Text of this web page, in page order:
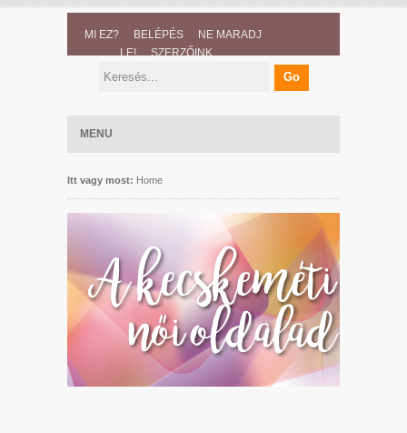
MI EZ? BELÉPÉS
NE MARADJ
LE!
SZERZŐINK
MENU
Itt vagy most: Home